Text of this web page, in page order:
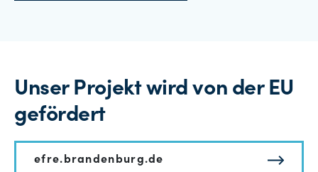
Unser Projekt wird von der EU
gefördert
efre.brandenburg.de